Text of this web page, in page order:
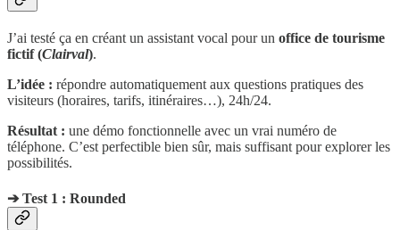
J’ai testé ça en créant un assistant vocal pour un office de tourisme
fictif (Clairval).
L’idée : répondre automatiquement aux questions pratiques des
visiteurs (horaires, tarifs, itinéraires…), 24h/24.
Résultat : une démo fonctionnelle avec un vrai numéro de
téléphone. C’est perfectible bien sûr, mais suffisant pour explorer les
possibilités.
➔ Test 1 : Rounded